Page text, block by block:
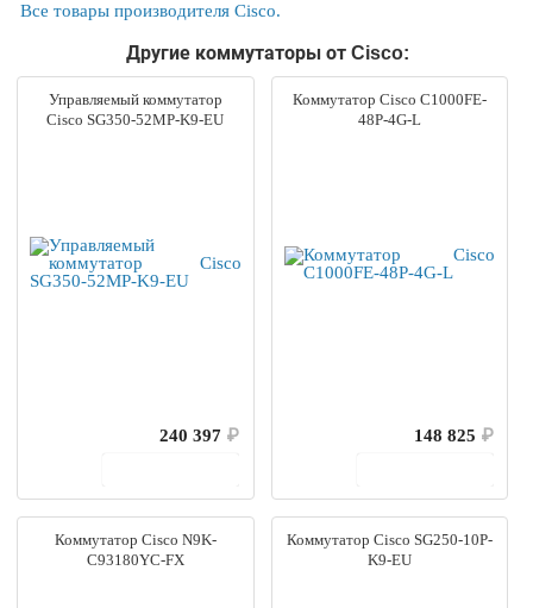
Все товары производителя Cisco.
Другие коммутаторы от Cisco:
Управляемый коммутатор
Cisco SG350-52MP-K9-EU
240 397 ₽
Коммутатор Cisco C1000FE-
48P-4G-L
148 825 ₽
Коммутатор Cisco N9K-
C93180YC-FX
Коммутатор Cisco SG250-10P-
K9-EU